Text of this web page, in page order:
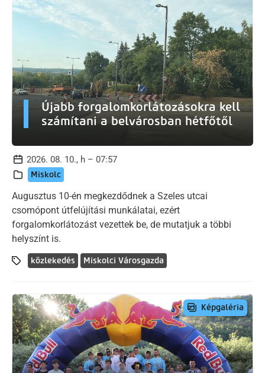
Újabb forgalomkorlátozásokra kell
számítani a belvárosban hétfőtől
2026. 08. 10., h – 07:57
Miskolc
Augusztus 10-én megkezdődnek a Szeles utcai
csomópont útfelújítási munkálatai, ezért
forgalomkorlátozást vezettek be, de mutatjuk a többi
helyszínt is.
közlekedés Miskolci Városgazda
Képgaléria